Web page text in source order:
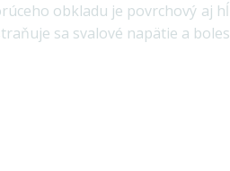
obkladu je povrchový aj
sa svalové napätie a